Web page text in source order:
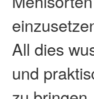
All dies
und